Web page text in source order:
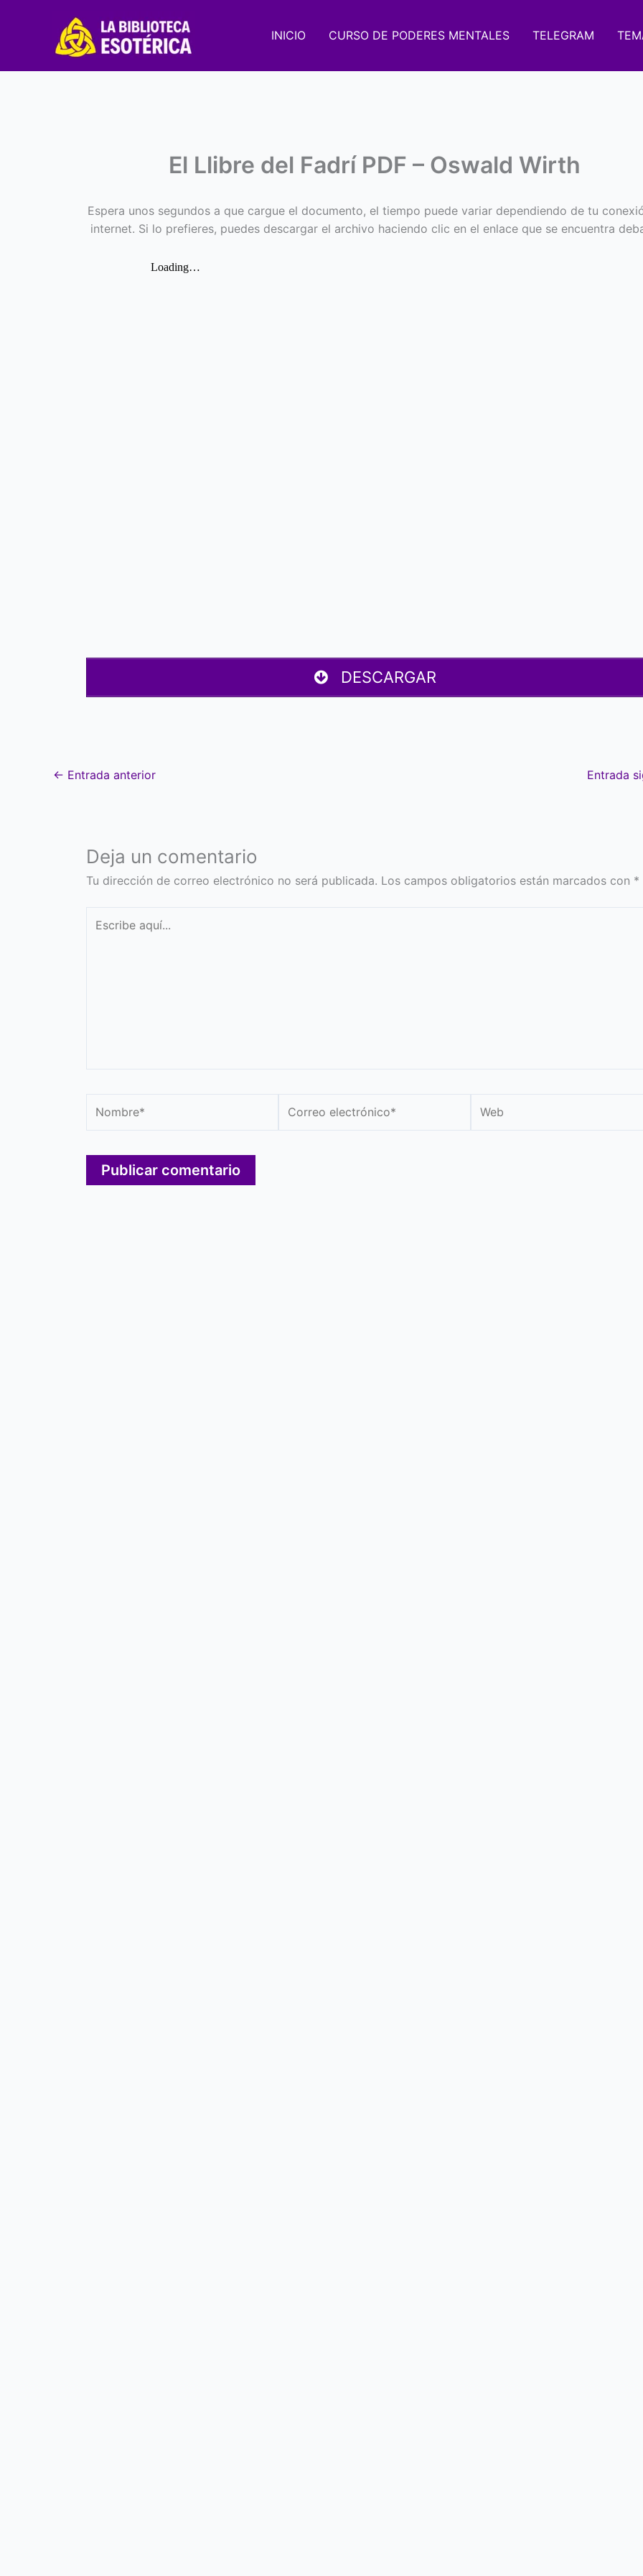
INICIO CURSO DE PODERES MENTALES TELEGRAM
El Llibre del Fadrí PDF – Oswald Wirth
Espera unos segundos a que cargue el documento, el tiempo puede variar dependiendo de tu
internet. Si lo prefieres, puedes descargar el archivo haciendo clic en el enlace que se encuentra
DESCARGAR
← Entrada anterior Entrada
Deja un comentario
Tu dirección de correo electrónico no será publicada. Los campos obligatorios están marcados con *
aquí...
electrónico*